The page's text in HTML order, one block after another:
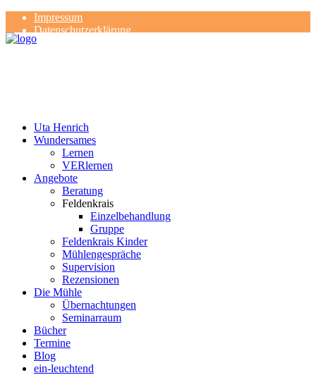
Impressum
Datenschutzerklärung
Kontakt
Uta Henrich
Wundersames
Lernen
VERlernen
Angebote
Beratung
Feldenkrais
Einzelbehandlung
Gruppe
Feldenkrais Kinder
Mühlengespräche
Supervision
Rezensionen
Die Mühle
Übernachtungen
Seminarraum
Bücher
Termine
Blog
ein-leuchtend